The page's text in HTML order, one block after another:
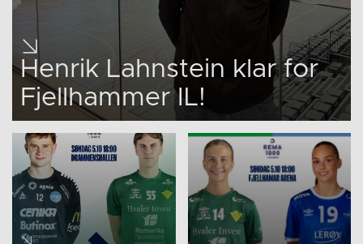
Henrik Lahnstein klar for
Fjellhammer IL!